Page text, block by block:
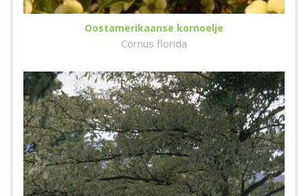
Oostamerikaanse kornoelje
Cornus florida